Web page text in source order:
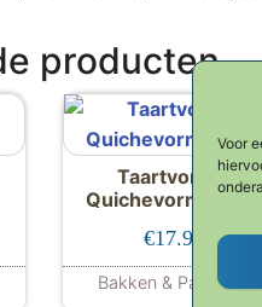
Voor
producten
Taartvorm –
Quichevorm 28cm
€17.95
Bakken & Patisserie